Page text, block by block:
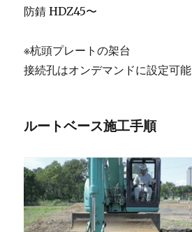
防錆 HDZ45〜
※杭頭プレートの架台
接続孔はオンデマンドに設定可能
ルートベース施工手順